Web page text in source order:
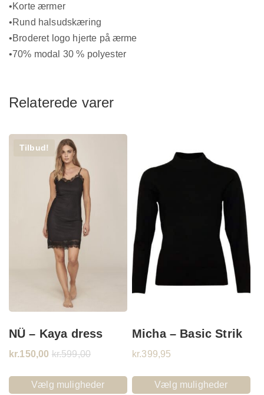
•Korte ærmer
•Rund halsudskæring
•Broderet logo hjerte på ærme
•70% modal 30 % polyester
Relaterede varer
Tilbud!
NÜ – Kaya dress
kr.150,00 kr.599,00
Vælg muligheder
Micha – Basic Strik
kr.399,95
Vælg muligheder